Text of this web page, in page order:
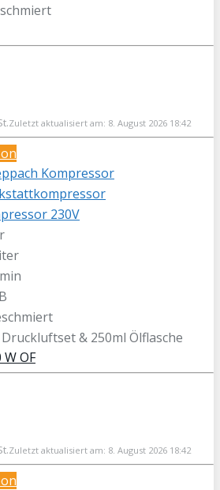
Zuletzt aktualisiert am: 8. August 2026 18:42
Kompressor
230V
& 250ml Ölflasche
OF
Zuletzt aktualisiert am: 8. August 2026 18:42